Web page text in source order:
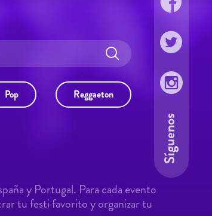
Pop Reggaeton
Síguenos
y Portugal. Para cada evento
tu festi favorito y organizar tu